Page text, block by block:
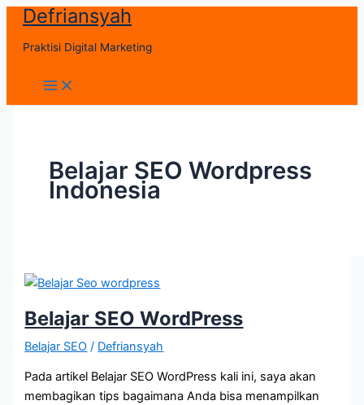
Skip
content
Defriansyah
Praktisi Digital Marketing
Main
Menu
Belajar SEO Wordpress
Indonesia
Belajar SEO WordPress
Belajar SEO / Defriansyah
Pada artikel Belajar SEO WordPress kali ini, saya akan
membagikan tips bagaimana Anda bisa menampilkan